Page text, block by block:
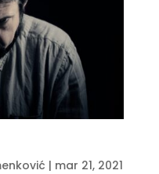
| mar 21, 2021